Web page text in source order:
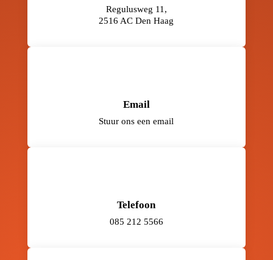
Regulusweg 11,
2516 AC Den Haag
Email
Stuur ons een email
Telefoon
085 212 5566